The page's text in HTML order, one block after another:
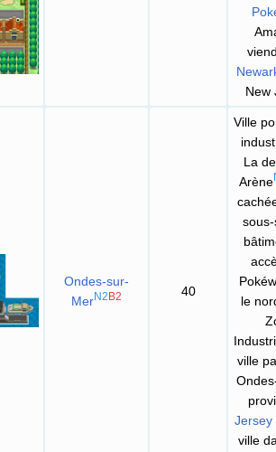
New
Ondes-sur-
MerN2 B2 40
Ville
La
Arène
le
ville
Jersey
ville